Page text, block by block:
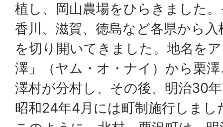
植し、岡山農場をひらきました
香川、滋賀、徳島など各県から
を切り開いてきました。地名を
澤」（ヤム・オ・ナイ）から栗
澤村が分村し、その後、明治30
昭和24年4月には町制施行しまし